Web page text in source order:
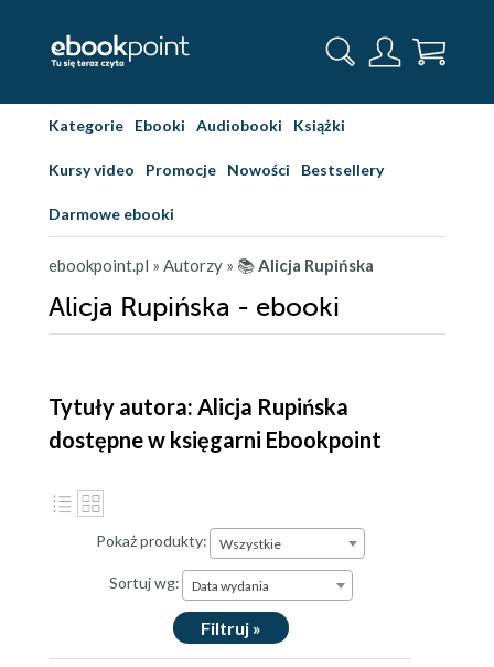
Kategorie Ebooki Audiobooki Książki
Kursy video Promocje Nowości Bestsellery
Darmowe ebooki
ebookpoint.pl » Autorzy » 📚Alicja Rupińska
Alicja Rupińska - ebooki
Tytuły autora: Alicja Rupińska
dostępne w księgarni Ebookpoint
Pokaż produkty: Wszystkie
Sortuj wg: Data wydania
Filtruj »